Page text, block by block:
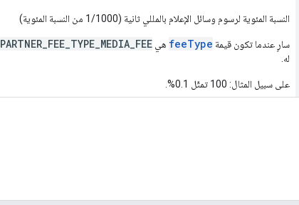
النسبة المئوية لرسوم وسائل الإعلام بالمللي ثانية (1/1000 من النسبة المئوية)
سارٍ عندما تكون قيمة feeType هي PARTNER_FEE_TYPE_MEDIA_FEE
له.
على سبيل المثال: 100 تمثّل 0.1%.